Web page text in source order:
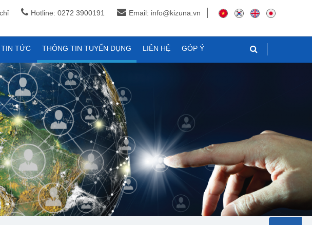
Hotline: 0272 3900191 Email: info@kizuna.vn
TIN TỨC THÔNG TIN TUYỂN DỤNG LIÊN HỆ GÓP Ý